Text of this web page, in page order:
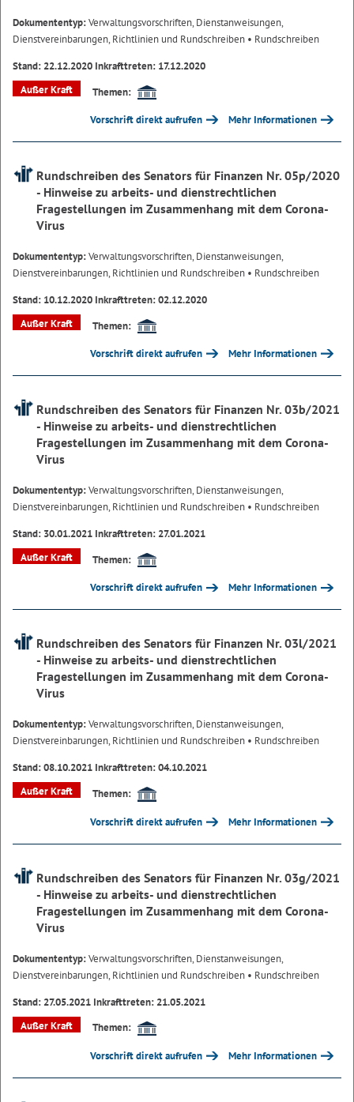
Dokumententyp:Verwaltungsvorschriften, Dienstanweisungen,
Dienstvereinbarungen, Richtlinien und Rundschreiben • Rundschreiben
Stand: 22.12.2020 Inkrafttreten: 17.12.2020
Außer Kraft
Themen:
Vorschrift direkt aufrufen Mehr Informationen
Rundschreiben des Senators für Finanzen Nr. 05p/2020
- Hinweise zu arbeits- und dienstrechtlichen
Fragestellungen im Zusammenhang mit dem Corona-
Virus
Dokumententyp:Verwaltungsvorschriften, Dienstanweisungen,
Dienstvereinbarungen, Richtlinien und Rundschreiben • Rundschreiben
Stand: 10.12.2020 Inkrafttreten: 02.12.2020
Außer Kraft
Themen:
Vorschrift direkt aufrufen Mehr Informationen
Rundschreiben des Senators für Finanzen Nr. 03b/2021
- Hinweise zu arbeits- und dienstrechtlichen
Fragestellungen im Zusammenhang mit dem Corona-
Virus
Dokumententyp:Verwaltungsvorschriften, Dienstanweisungen,
Dienstvereinbarungen, Richtlinien und Rundschreiben • Rundschreiben
Stand: 30.01.2021 Inkrafttreten: 27.01.2021
Außer Kraft
Themen:
Vorschrift direkt aufrufen Mehr Informationen
Rundschreiben des Senators für Finanzen Nr. 03l/2021
- Hinweise zu arbeits- und dienstrechtlichen
Fragestellungen im Zusammenhang mit dem Corona-
Virus
Dokumententyp:Verwaltungsvorschriften, Dienstanweisungen,
Dienstvereinbarungen, Richtlinien und Rundschreiben • Rundschreiben
Stand: 08.10.2021 Inkrafttreten: 04.10.2021
Außer Kraft
Themen:
Vorschrift direkt aufrufen Mehr Informationen
Rundschreiben des Senators für Finanzen Nr. 03g/2021
- Hinweise zu arbeits- und dienstrechtlichen
Fragestellungen im Zusammenhang mit dem Corona-
Virus
Dokumententyp:Verwaltungsvorschriften, Dienstanweisungen,
Dienstvereinbarungen, Richtlinien und Rundschreiben • Rundschreiben
Stand: 27.05.2021 Inkrafttreten: 21.05.2021
Außer Kraft
Themen:
Vorschrift direkt aufrufen Mehr Informationen